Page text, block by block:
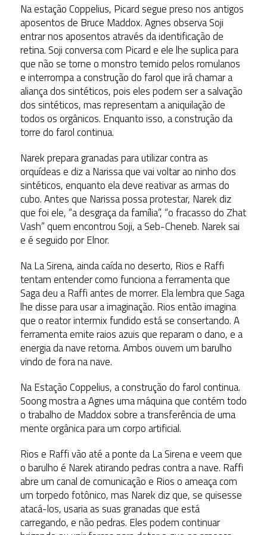
Na estação Coppelius, Picard segue preso nos antigos
aposentos de Bruce Maddox. Agnes observa Soji
entrar nos aposentos através da identificação de
retina. Soji conversa com Picard e ele lhe suplica para
que não se torne o monstro temido pelos romulanos
e interrompa a construção do farol que irá chamar a
aliança dos sintéticos, pois eles podem ser a salvação
dos sintéticos, mas representam a aniquilação de
todos os orgânicos. Enquanto isso, a construção da
torre do farol continua.
Narek prepara granadas para utilizar contra as
orquídeas e diz a Narissa que vai voltar ao ninho dos
sintéticos, enquanto ela deve reativar as armas do
cubo. Antes que Narissa possa protestar, Narek diz
que foi ele, “a desgraça da família”, “o fracasso do Zhat
Vash” quem encontrou Soji, a Seb-Cheneb. Narek sai
e é seguido por Elnor.
Na La Sirena, ainda caída no deserto, Rios e Raffi
tentam entender como funciona a ferramenta que
Saga deu a Raffi antes de morrer. Ela lembra que Saga
lhe disse para usar a imaginação. Rios então imagina
que o reator intermix fundido está se consertando. A
ferramenta emite raios azuis que reparam o dano, e a
energia da nave retorna. Ambos ouvem um barulho
vindo de fora na nave.
Na Estação Coppelius, a construção do farol continua.
Soong mostra a Agnes uma máquina que contém todo
o trabalho de Maddox sobre a transferência de uma
mente orgânica para um corpo artificial.
Rios e Raffi vão até a ponte da La Sirena e veem que
o barulho é Narek atirando pedras contra a nave. Raffi
abre um canal de comunicação e Rios o ameaça com
um torpedo fotônico, mas Narek diz que, se quisesse
atacá-los, usaria as suas granadas que está
carregando, e não pedras. Eles podem continuar